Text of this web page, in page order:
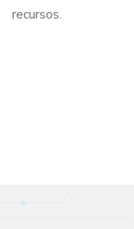
recursos.